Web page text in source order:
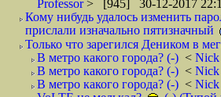
Professor> [945] 30-12-2017
Кому нибудь удалось изменить
прислали изначально пятизначный
Только что зарегился Деником в
В метро какого города? (-) < Nick
В метро какого города? (-) < Nick
В метро какого города? (-) < Nick